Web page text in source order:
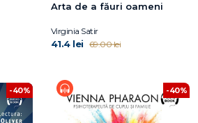
Arta de a făuri oameni
Virginia Satir
41.4 lei 69.00 lei
-40% -40%